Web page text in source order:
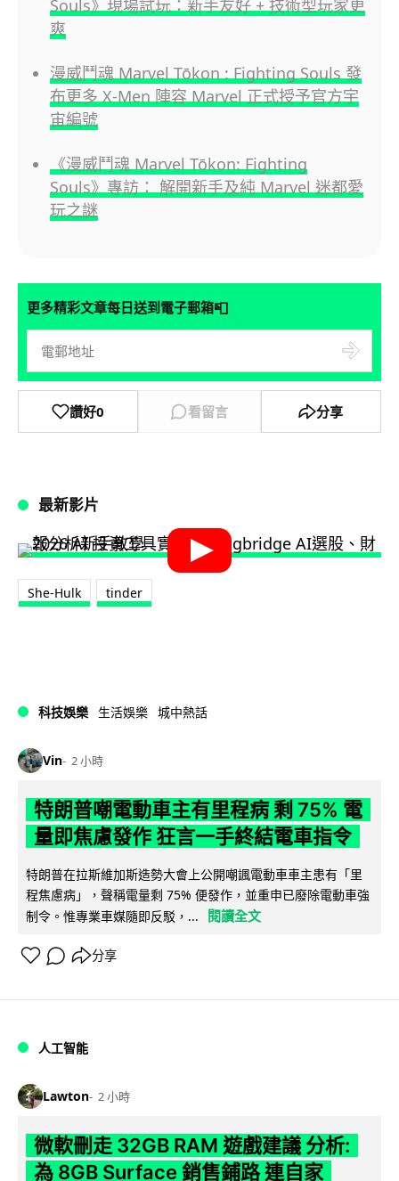
Souls》現場試玩：新手友好 + 技術型玩家更
爽
漫威鬥魂 Marvel Tōkon : Fighting Souls 發
布更多 X-Men 陣容 Marvel 正式授予官方宇
宙編號
《漫威鬥魂 Marvel Tōkon: Fighting
Souls》專訪： 解開新手及純 Marvel 迷都愛
玩之謎
更多精彩文章每日送到電子郵箱📮
讚好0 看留言 分享
最新影片
She-Hulk tinder
科技娛樂 生活娛樂 城中熱話
Vin 2 小時
特朗普嘲電動車主有里程病 剩 75% 電
量即焦慮發作 狂言一手終結電車指令
特朗普在拉斯維加斯造勢大會上公開嘲諷電動車車主患有「里
程焦慮病」，聲稱電量剩 75% 便發作，並重申已廢除電動車強
制令。惟專業車媒隨即反駁，...
閱讀全文
分享
人工智能
Lawton 2 小時
微軟刪走 32GB RAM 遊戲建議 分析:
為 8GB Surface 銷售鋪路 連自家